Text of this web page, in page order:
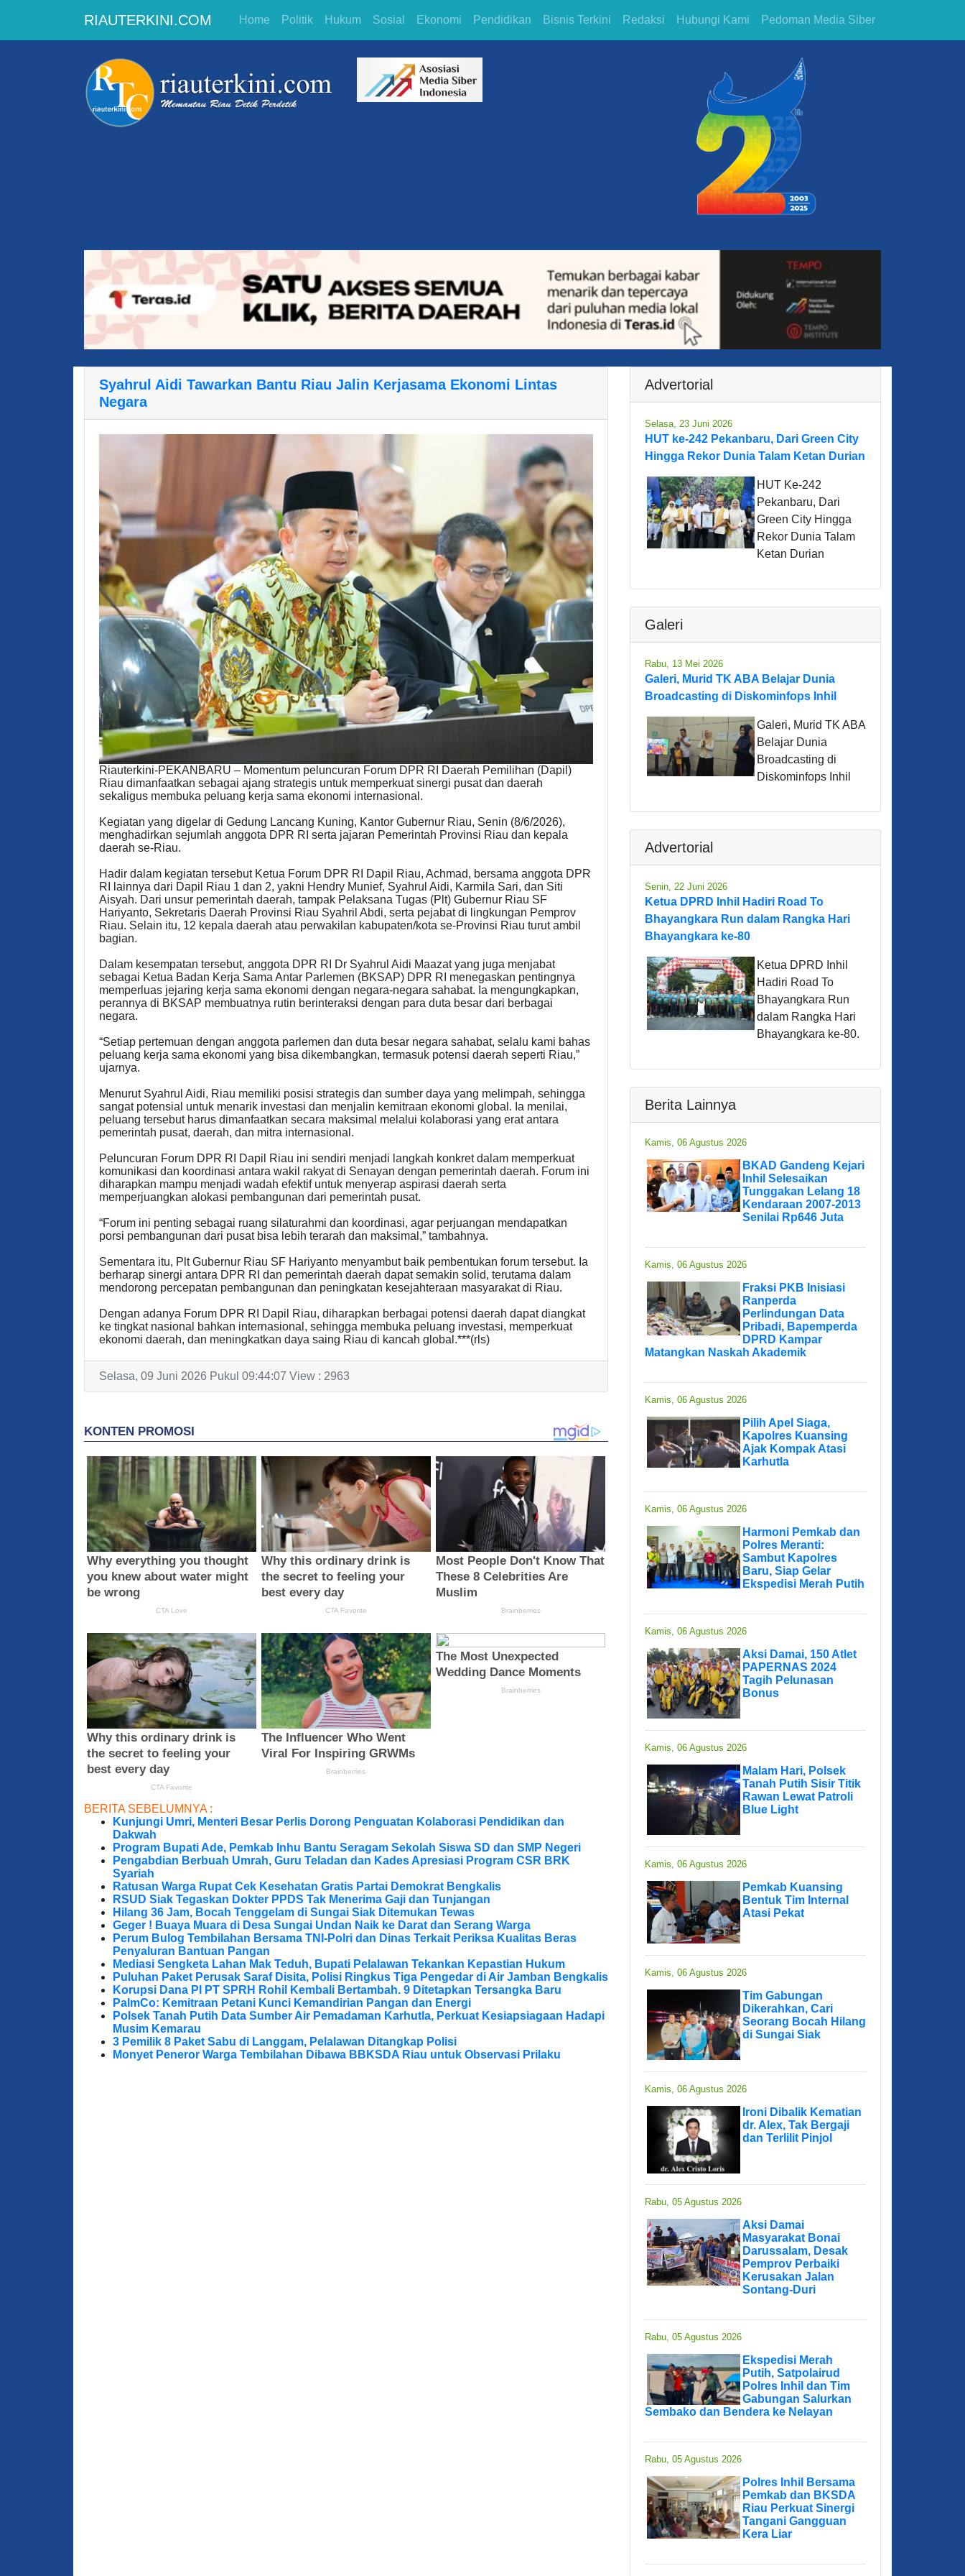
RIAUTERKINI.COM Home Politik Hukum Sosial Ekonomi Pendidikan Bisnis Terkini Redaksi Hubungi Kami Pedoman Media Siber
Syahrul Aidi Tawarkan Bantu Riau Jalin Kerjasama Ekonomi Lintas
Negara
Riauterkini-PEKANBARU – Momentum peluncuran Forum DPR RI Daerah Pemilihan (Dapil)
Riau dimanfaatkan sebagai ajang strategis untuk memperkuat sinergi pusat dan daerah
sekaligus membuka peluang kerja sama ekonomi internasional.
Kegiatan yang digelar di Gedung Lancang Kuning, Kantor Gubernur Riau, Senin (8/6/2026),
menghadirkan sejumlah anggota DPR RI serta jajaran Pemerintah Provinsi Riau dan kepala
daerah se-Riau.
Hadir dalam kegiatan tersebut Ketua Forum DPR RI Dapil Riau, Achmad, bersama anggota DPR
RI lainnya dari Dapil Riau 1 dan 2, yakni Hendry Munief, Syahrul Aidi, Karmila Sari, dan Siti
Aisyah. Dari unsur pemerintah daerah, tampak Pelaksana Tugas (Plt) Gubernur Riau SF
Hariyanto, Sekretaris Daerah Provinsi Riau Syahril Abdi, serta pejabat di lingkungan Pemprov
Riau. Selain itu, 12 kepala daerah atau perwakilan kabupaten/kota se-Provinsi Riau turut ambil
bagian.
Dalam kesempatan tersebut, anggota DPR RI Dr Syahrul Aidi Maazat yang juga menjabat
sebagai Ketua Badan Kerja Sama Antar Parlemen (BKSAP) DPR RI menegaskan pentingnya
memperluas jejaring kerja sama ekonomi dengan negara-negara sahabat. Ia mengungkapkan,
perannya di BKSAP membuatnya rutin berinteraksi dengan para duta besar dari berbagai
negara.
“Setiap pertemuan dengan anggota parlemen dan duta besar negara sahabat, selalu kami bahas
peluang kerja sama ekonomi yang bisa dikembangkan, termasuk potensi daerah seperti Riau,”
ujarnya.
Menurut Syahrul Aidi, Riau memiliki posisi strategis dan sumber daya yang melimpah, sehingga
sangat potensial untuk menarik investasi dan menjalin kemitraan ekonomi global. Ia menilai,
peluang tersebut harus dimanfaatkan secara maksimal melalui kolaborasi yang erat antara
pemerintah pusat, daerah, dan mitra internasional.
Peluncuran Forum DPR RI Dapil Riau ini sendiri menjadi langkah konkret dalam memperkuat
komunikasi dan koordinasi antara wakil rakyat di Senayan dengan pemerintah daerah. Forum ini
diharapkan mampu menjadi wadah efektif untuk menyerap aspirasi daerah serta
memperjuangkan alokasi pembangunan dari pemerintah pusat.
“Forum ini penting sebagai ruang silaturahmi dan koordinasi, agar perjuangan mendapatkan
porsi pembangunan dari pusat bisa lebih terarah dan maksimal,” tambahnya.
Sementara itu, Plt Gubernur Riau SF Hariyanto menyambut baik pembentukan forum tersebut. Ia
berharap sinergi antara DPR RI dan pemerintah daerah dapat semakin solid, terutama dalam
mendorong percepatan pembangunan dan peningkatan kesejahteraan masyarakat di Riau.
Dengan adanya Forum DPR RI Dapil Riau, diharapkan berbagai potensi daerah dapat diangkat
ke tingkat nasional bahkan internasional, sehingga membuka peluang investasi, memperkuat
ekonomi daerah, dan meningkatkan daya saing Riau di kancah global.***(rls)
Selasa, 09 Juni 2026 Pukul 09:44:07 View : 2963
BERITA SEBELUMNYA :
Kunjungi Umri, Menteri Besar Perlis Dorong Penguatan Kolaborasi Pendidikan dan
Dakwah
Program Bupati Ade, Pemkab Inhu Bantu Seragam Sekolah Siswa SD dan SMP Negeri
Pengabdian Berbuah Umrah, Guru Teladan dan Kades Apresiasi Program CSR BRK
Syariah
Ratusan Warga Rupat Cek Kesehatan Gratis Partai Demokrat Bengkalis
RSUD Siak Tegaskan Dokter PPDS Tak Menerima Gaji dan Tunjangan
Hilang 36 Jam, Bocah Tenggelam di Sungai Siak Ditemukan Tewas
Geger ! Buaya Muara di Desa Sungai Undan Naik ke Darat dan Serang Warga
Perum Bulog Tembilahan Bersama TNI-Polri dan Dinas Terkait Periksa Kualitas Beras
Penyaluran Bantuan Pangan
Mediasi Sengketa Lahan Mak Teduh, Bupati Pelalawan Tekankan Kepastian Hukum
Puluhan Paket Perusak Saraf Disita, Polisi Ringkus Tiga Pengedar di Air Jamban Bengkalis
Korupsi Dana PI PT SPRH Rohil Kembali Bertambah. 9 Ditetapkan Tersangka Baru
PalmCo: Kemitraan Petani Kunci Kemandirian Pangan dan Energi
Polsek Tanah Putih Data Sumber Air Pemadaman Karhutla, Perkuat Kesiapsiagaan Hadapi
Musim Kemarau
3 Pemilik 8 Paket Sabu di Langgam, Pelalawan Ditangkap Polisi
Monyet Peneror Warga Tembilahan Dibawa BBKSDA Riau untuk Observasi Prilaku
Advertorial
Selasa, 23 Juni 2026
HUT ke-242 Pekanbaru, Dari Green City
Hingga Rekor Dunia Talam Ketan Durian
HUT Ke-242
Pekanbaru, Dari
Green City Hingga
Rekor Dunia Talam
Ketan Durian
Galeri
Rabu, 13 Mei 2026
Galeri, Murid TK ABA Belajar Dunia
Broadcasting di Diskominfops Inhil
Galeri, Murid TK ABA
Belajar Dunia
Broadcasting di
Diskominfops Inhil
Advertorial
Senin, 22 Juni 2026
Ketua DPRD Inhil Hadiri Road To
Bhayangkara Run dalam Rangka Hari
Bhayangkara ke-80
Ketua DPRD Inhil
Hadiri Road To
Bhayangkara Run
dalam Rangka Hari
Bhayangkara ke-80.
Berita Lainnya
Kamis, 06 Agustus 2026
BKAD Gandeng Kejari
Inhil Selesaikan
Tunggakan Lelang 18
Kendaraan 2007-2013
Senilai Rp646 Juta
Kamis, 06 Agustus 2026
Fraksi PKB Inisiasi
Ranperda
Perlindungan Data
Pribadi, Bapemperda
DPRD Kampar
Matangkan Naskah Akademik
Kamis, 06 Agustus 2026
Pilih Apel Siaga,
Kapolres Kuansing
Ajak Kompak Atasi
Karhutla
Kamis, 06 Agustus 2026
Harmoni Pemkab dan
Polres Meranti:
Sambut Kapolres
Baru, Siap Gelar
Ekspedisi Merah Putih
Kamis, 06 Agustus 2026
Aksi Damai, 150 Atlet
PAPERNAS 2024
Tagih Pelunasan
Bonus
Kamis, 06 Agustus 2026
Malam Hari, Polsek
Tanah Putih Sisir Titik
Rawan Lewat Patroli
Blue Light
Kamis, 06 Agustus 2026
Pemkab Kuansing
Bentuk Tim Internal
Atasi Pekat
Kamis, 06 Agustus 2026
Tim Gabungan
Dikerahkan, Cari
Seorang Bocah Hilang
di Sungai Siak
Kamis, 06 Agustus 2026
Ironi Dibalik Kematian
dr. Alex, Tak Bergaji
dan Terlilit Pinjol
Rabu, 05 Agustus 2026
Aksi Damai
Masyarakat Bonai
Darussalam, Desak
Pemprov Perbaiki
Kerusakan Jalan
Sontang-Duri
Rabu, 05 Agustus 2026
Ekspedisi Merah
Putih, Satpolairud
Polres Inhil dan Tim
Gabungan Salurkan
Sembako dan Bendera ke Nelayan
Rabu, 05 Agustus 2026
Polres Inhil Bersama
Pemkab dan BKSDA
Riau Perkuat Sinergi
Tangani Gangguan
Kera Liar